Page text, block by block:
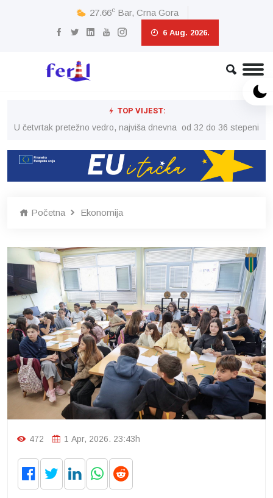
27.66c Bar, Crna Gora
6 Aug. 2026.
TOP VIJEST:
U četvrtak pretežno vedro, najviša dnevna od 32 do 36 stepeni
Početna Ekonomija
472 1 Apr, 2026. 23:43h